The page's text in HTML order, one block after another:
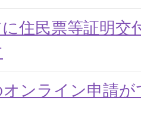
住民票等証明交
ンライン申請